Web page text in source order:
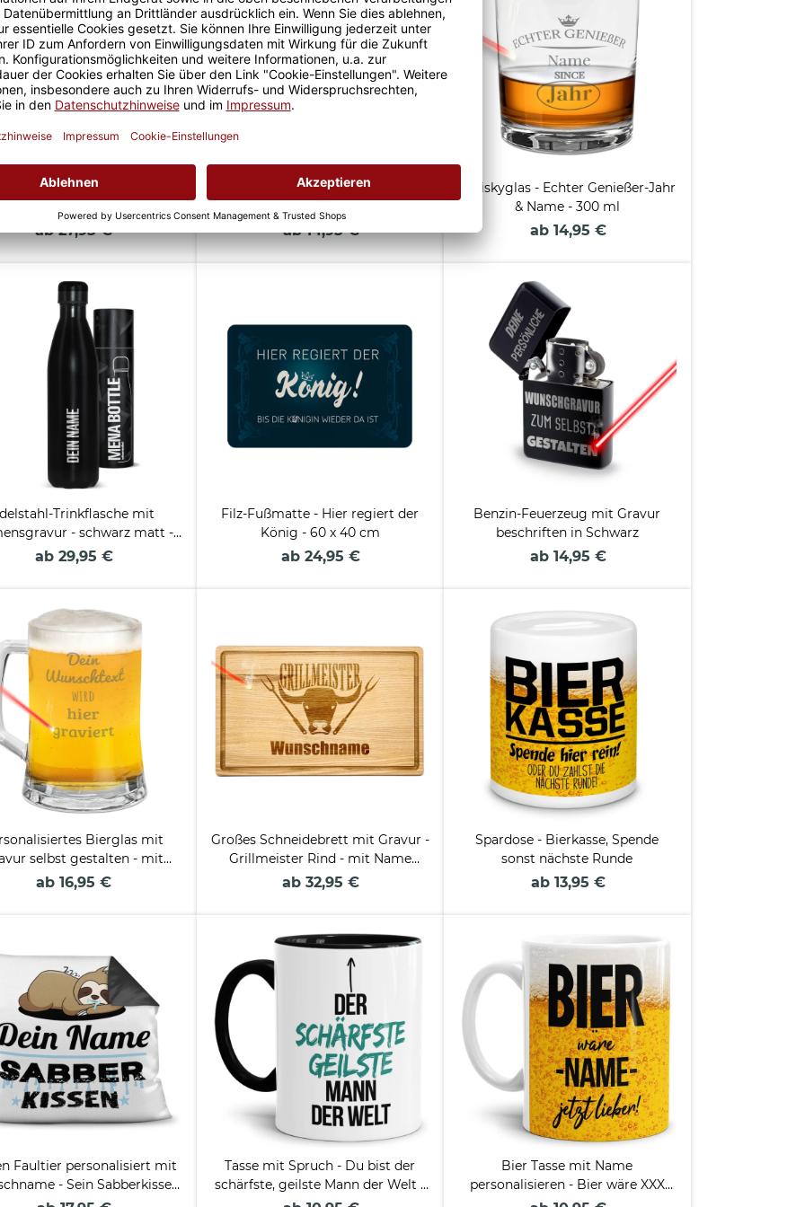
Kissen - Fotocollage mit 7
ab 27,95 €
Feuerzeug - Meine Morgenroutine
ab 14,95 €
Whiskyglas - Echter Genießer-Jahr
& Name - 300 ml
ab 14,95 €
Trinkflasche mit
- schwarz matt -
750 ml
ab 29,95 €
Filz-Fußmatte - Hier regiert der
König - 60 x 40 cm
ab 24,95 €
Benzin-Feuerzeug mit Gravur
beschriften in Schwarz
ab 14,95 €
Bierglas mit
selbst gestalten - mit
Henkel - 450 ml
ab 16,95 €
Großes Schneidebrett mit Gravur -
Grillmeister Rind - mit Name
personalisierbar
ab 32,95 €
Spardose - Bierkasse, Spende
sonst nächste Runde
ab 13,95 €
Faultier personalisiert mit
- Sein Sabberkissen
Rückseite Schwarz
Tasse mit Spruch - Du bist der
schärfste, geilste Mann der Welt -
Innen & Henkel Schwarz
Bier Tasse mit Name
personalisieren - Bier wäre XXX
jetzt lieber - Weiß